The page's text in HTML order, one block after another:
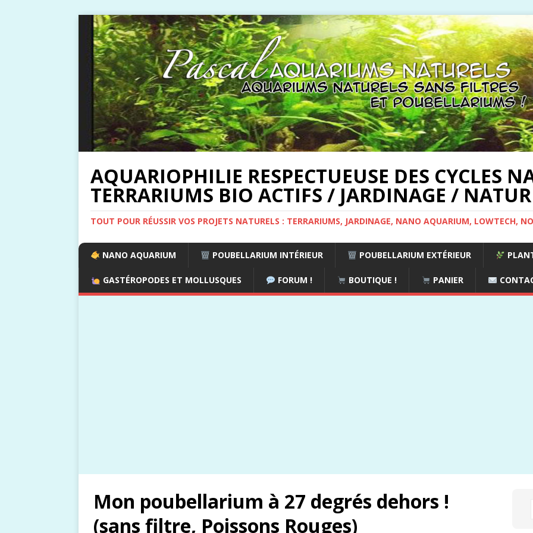
AQUARIOPHILIE RESPECTUEUSE DES CYCLES
TERRARIUMS BIO ACTIFS / JARDINAGE /
TOUT POUR RÉUSSIR VOS PROJETS NATURELS : TERRARIUMS, JARDINAGE, NANO AQUARIUM, LOWTECH,
NANO AQUARIUM POUBELLARIUM INTÉRIEUR POUBELLARIUM EXTÉRIEUR
GASTÉROPODES ET MOLLUSQUES FORUM ! BOUTIQUE ! PANIER
Mon poubellarium à 27 degrés dehors !
(sans filtre, Poissons Rouges)